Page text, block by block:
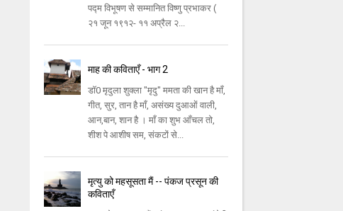
पद्म विभूषण से सम्मानित विष्णु प्रभाकर (
२१ जून १९१२- ११ अप्रैल २...
माह की कविताएँ - भाग 2
डॉ0 मृदुला शुक्ला "मृदु" ममता की खान है माँ,
गीत, सुर, तान है माँ, असंख्य दुआओं वाली,
आन,बान, शान है । माँ का शुभ आँचल तो,
शीश पे आशीष सम, संकटों से...
मृत्यु को महसूसता मैं -- पंकज प्रसून की
कविताएँ